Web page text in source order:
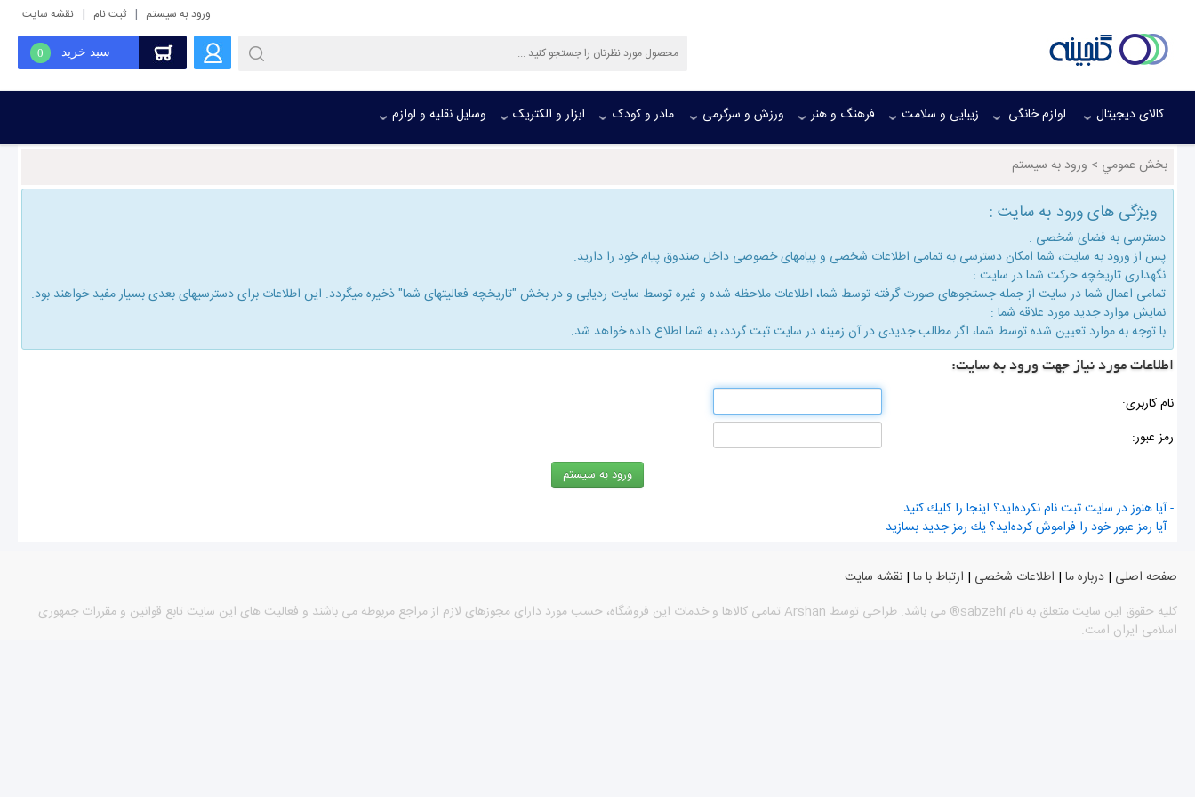
ورود به سیستم | ثبت نام | نقشه سایت
سبد خرید 0
کالای دیجیتال لوازم خانگی زیبایی و سلامت فرهنگ و هنر ورزش و سرگرمی مادر و کودک ابزار و الکتریک وسایل نقلیه و لوازم
بخش عمومي > ورود به سیستم
ویژگی های ورود به سایت :
دسترسی به فضای شخصی :
پس از ورود به سایت، شما امكان دسترسی به تمامی اطلاعات شخصی و پیامهای خصوصی داخل صندوق پیام خود را دارید.
نگهداری تاریخچه حركت شما در سایت :
تمامی اعمال شما در سایت از جمله جستجوهای صورت گرفته توسط شما، اطلاعات ملاحظه شده و غیره توسط سایت ردیابی و در بخش "تاریخچه فعالیتهای شما" ذخیره میگردد. این اطلاعات برای دسترسیهای بعدی بسیار مفید خواهند بود.
نمایش موارد جدید مورد علاقه شما :
با توجه به موارد تعیین شده توسط شما، اگر مطالب جدیدی در آن زمینه در سایت ثبت گردد، به شما اطلاع داده خواهد شد.
اطلاعات مورد نیاز جهت ورود به سایت:
نام كاربری:
رمز عبور:
- آیا هنوز در سایت ثبت نام نكرده‌اید؟ اینجا را كلیك كنید
- آیا رمز عبور خود را فراموش كرده‌اید؟ یك رمز جدید بسازید
صفحه اصلی |درباره ما | اطلاعات شخصی | ارتباط با ما |نقشه سایت
كليه حقوق اين سايت متعلق به نام sabzehi® می باشد. طراحی توسط Arshan تمامی كالاها و خدمات این فروشگاه، حسب مورد دارای مجوزهای لازم از مراجع مربوطه می باشند و فعالیت های این سایت تابع قوانین و مقررات جمهوری
اسلامی ایران است.